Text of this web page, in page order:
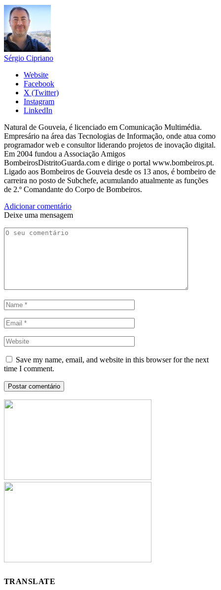
Sérgio Cipriano
Website
Facebook
X (Twitter)
Instagram
LinkedIn
Natural de Gouveia, é licenciado em Comunicação Multimédia.
Empresário na área das Tecnologias de Informação, onde atua como
programador web e consultor liderando projetos de inovação digital.
Em 2004 fundou a Associação Amigos
BombeirosDistritoGuarda.com e dirige o portal www.bombeiros.pt.
Ligado aos Bombeiros de Gouveia desde os 13 anos, é bombeiro de
carreira no posto de Subchefe, acumulando atualmente as funções
de 2.º Comandante do Corpo de Bombeiros.
Adicionar comentário
Deixe uma mensagem
Save my name, email, and website in this browser for the next
time I comment.
TRANSLATE